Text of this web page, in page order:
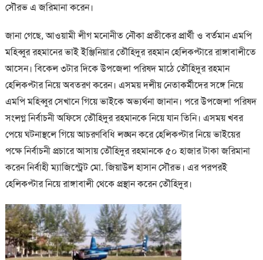
সৌরভ এ জরিমানা করেন।
জানা গেছে, আওয়ামী লীগ মনোনীত নৌকা প্রতীকের প্রার্থী ও বর্তমান এমপি
মহিব্বুর রহমানের ভাই ইঞ্জিনিয়ার তৌহিদুর রহমান হেলিকপ্টারে রাঙ্গাবালীতে
আসেন। বিকেল ৩টার দিকে উপজেলা পরিষদ মাঠে তৌহিদুর রহমান
হেলিকপ্টার নিয়ে অবতরণ করেন। এসময় দলীয় নেতাকর্মীদের সঙ্গে নিয়ে
এমপি মহিব্বুর সেখানে গিয়ে ভাইকে অভ্যর্থনা জানান। পরে উপজেলা পরিষদ
সংলগ্ন নির্বাচনী অফিসে তৌহিদুর রহমানকে নিয়ে যান তিনি। এসময় খবর
পেয়ে ঘটনাস্থলে গিয়ে আচরণবিধি লঙ্ঘন করে হেলিকপ্টার নিয়ে ভাইয়ের
পক্ষে নির্বাচনী প্রচারে আসায় তৌহিদুর রহমানকে ৫০ হাজার টাকা জরিমানা
করেন নির্বাহী ম্যাজিস্ট্রেট মো. জিয়াউল হাসান সৌরভ। এর পরপরই
হেলিকপ্টার নিয়ে রাঙ্গাবালী থেকে প্রস্থান করেন তৌহিদুর।